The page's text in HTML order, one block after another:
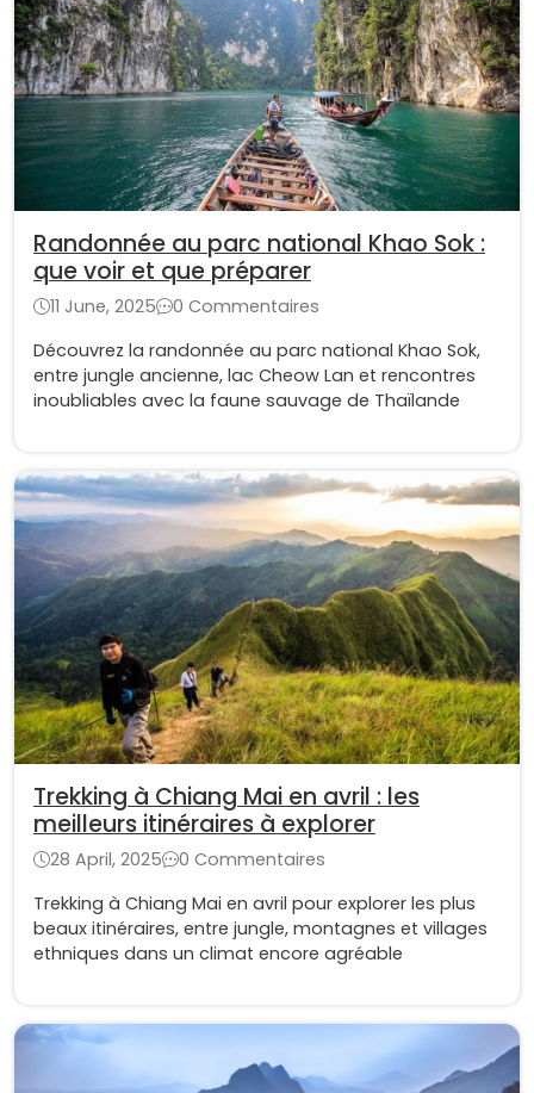
Randonnée au parc national Khao Sok :
que voir et que préparer
11 June, 2025
0 Commentaires
Découvrez la randonnée au parc national Khao Sok,
entre jungle ancienne, lac Cheow Lan et rencontres
inoubliables avec la faune sauvage de Thaïlande
Trekking à Chiang Mai en avril : les
meilleurs itinéraires à explorer
28 April, 2025
0 Commentaires
Trekking à Chiang Mai en avril pour explorer les plus
beaux itinéraires, entre jungle, montagnes et villages
ethniques dans un climat encore agréable